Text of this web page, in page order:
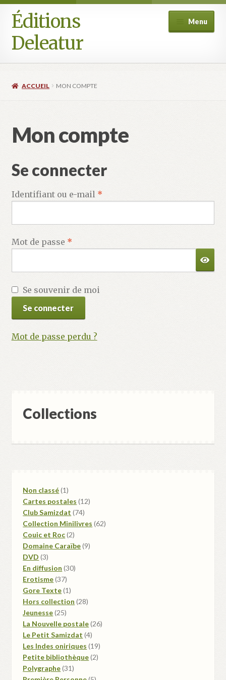
Aller
à
Aller
au
contenu
Éditions
Deleatur
Menu
Festival One Minute Film international de Champcella
Mon compte
Panier
ACCUEIL MON COMPTE
Mon compte
Se connecter
Identifiant ou e-mail *Obligatoire
Mot de passe *Obligatoire
Se souvenir de moi
Se connecter
Mot de passe perdu ?
Collections
Non classé 11
produit
Cartes postales 1212
Club Samizdat 7474
produits
Collection Minilivres 6262
Couic et Roc 22
produits
Domaine Caraïbe 99
DVD 33
produits
En diffusion 3030
Erotisme 3737
produits
Gore Texte 11
produit
Hors collection 2828
Jeunesse 2525
produits
La Nouvelle postale 2626
Le Petit Samizdat 44
produits
Les Indes oniriques 1919
Petite bibliothèque 22
Polygraphe 3131